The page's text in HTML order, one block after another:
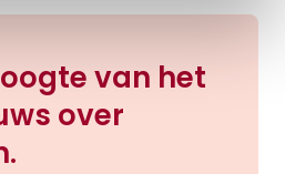
van het
over